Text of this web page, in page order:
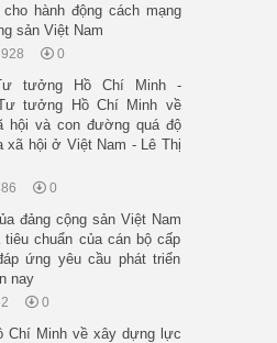
hành động cách mạng
sản Việt Nam
0
tưởng Hồ Chí Minh -
tưởng Hồ Chí Minh về
hội và con đường quá độ
xã hội ở Việt Nam - Lê Thị
0
đảng cộng sản Việt Nam
chuẩn của cán bộ cấp
ứng yêu cầu phát triển
nay
0
Chí Minh về xây dựng lực